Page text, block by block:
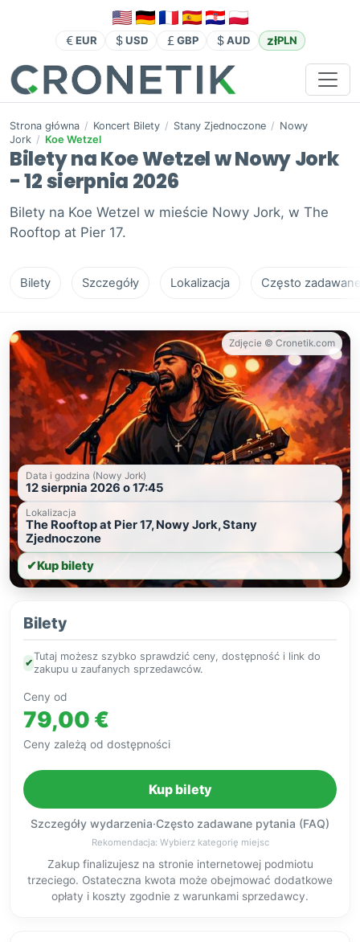
EUR USD GBP AUD złPLN
Strona główna / Koncert Bilety / Stany Zjednoczone / Nowy
Jork / Koe Wetzel
Bilety na Koe Wetzel w Nowy Jork
- 12 sierpnia 2026
Bilety na Koe Wetzel w mieście Nowy Jork, w The
Rooftop at Pier 17.
Bilety Szczegóły Lokalizacja Często
Zdjęcie © Cronetik.com
Data i godzina (Nowy Jork)
12 sierpnia 2026 o 17:45
Lokalizacja
The Rooftop at Pier 17, Nowy Jork, Stany
Zjednoczone
✔Kup bilety
Bilety
✔
Tutaj możesz szybko sprawdzić ceny, dostępność i link do
zakupu u zaufanych sprzedawców.
Ceny od
79,00 €
Ceny zależą od dostępności
Kup bilety
Szczegóły wydarzenia·Często zadawane pytania (FAQ)
Rekomendacja: Wybierz kategorię miejsc
Zakup finalizujesz na stronie internetowej podmiotu
trzeciego. Ostateczna kwota może obejmować dodatkowe
opłaty i koszty zgodnie z warunkami sprzedawcy.